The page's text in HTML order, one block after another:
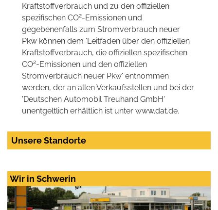
Kraftstoffverbrauch und zu den offiziellen
spezifischen CO2-Emissionen und
gegebenenfalls zum Stromverbrauch neuer
Pkw können dem 'Leitfaden über den offiziellen
Kraftstoffverbrauch, die offiziellen spezifischen
CO2-Emissionen und den offiziellen
Stromverbrauch neuer Pkw' entnommen
werden, der an allen Verkaufsstellen und bei der
'Deutschen Automobil Treuhand GmbH'
unentgeltlich erhältlich ist unter www.dat.de.
Unsere Standorte
Wir in Schwerin